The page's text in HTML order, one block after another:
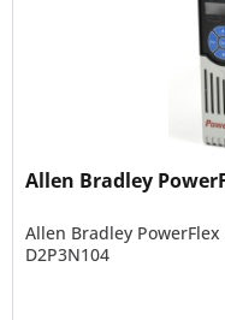
Allen Bradley
Allen Bradley
D2P3N104